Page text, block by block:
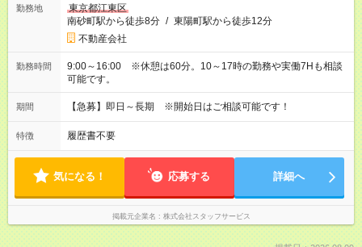
勤務地
東京都江東区
南砂町駅から徒歩8分 / 東陽町駅から徒歩12分
不動産会社
勤務時間
9:00～16:00 ※休憩は60分。10～17時の勤務や実働7Hも相談
可能です。
期間 【急募】即日～長期 ※開始日はご相談可能です！
特徴 履歴書不要
気になる！ 応募する 詳細へ
掲載元企業名 株式会社スタッフサービス